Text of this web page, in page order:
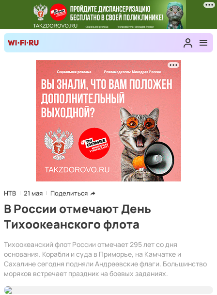
НТВ 21 мая Поделиться
В России отмечают День
Тихоокеанского флота
Тихоокеанский флот России отмечает 295 лет со дня
основания. Корабли и суда в Приморье, на Камчатке и
Сахалине сегодня подняли Андреевские флаги. Большинство
моряков встречает праздник на боевых заданиях.